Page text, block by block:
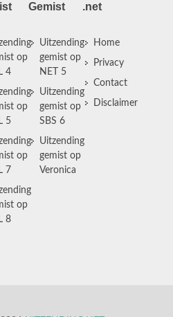
op
4
op
5
op
7
op
8
Gemist
Uitzending
gemist op
NET 5
Uitzending
gemist op
SBS 6
Uitzending
gemist op
Veronica
.net
Home
Privacy
Contact
Disclaimer